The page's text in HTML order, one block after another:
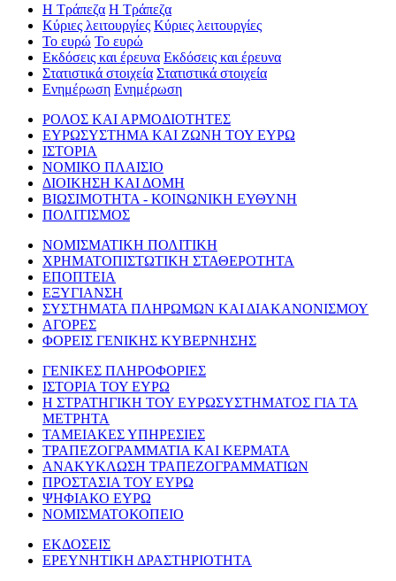
Η Τράπεζα Η Τράπεζα
Κύριες λειτουργίες Κύριες λειτουργίες
Το ευρώ Το ευρώ
Εκδόσεις και έρευνα Εκδόσεις και έρευνα
Στατιστικά στοιχεία Στατιστικά στοιχεία
Ενημέρωση Ενημέρωση
ΡΟΛΟΣ ΚΑΙ ΑΡΜΟΔΙΟΤΗΤΕΣ
ΕΥΡΩΣΥΣΤΗΜΑ ΚΑΙ ΖΩΝΗ ΤΟΥ ΕΥΡΩ
ΙΣΤΟΡΙΑ
ΝΟΜΙΚΟ ΠΛΑΙΣΙΟ
ΔΙΟΙΚΗΣΗ ΚΑΙ ΔΟΜΗ
ΒΙΩΣΙΜΟΤΗΤΑ - ΚΟΙΝΩΝΙΚΗ ΕΥΘΥΝΗ
ΠΟΛΙΤΙΣΜΟΣ
ΝΟΜΙΣΜΑΤΙΚΗ ΠΟΛΙΤΙΚΗ
ΧΡΗΜΑΤΟΠΙΣΤΩΤΙΚΗ ΣΤΑΘΕΡΟΤΗΤΑ
ΕΠΟΠΤΕΙΑ
ΕΞΥΓΙΑΝΣΗ
ΣΥΣΤΗΜΑΤΑ ΠΛΗΡΩΜΩΝ ΚΑΙ ΔΙΑΚΑΝΟΝΙΣΜΟΥ
ΑΓΟΡΕΣ
ΦΟΡΕΙΣ ΓΕΝΙΚΗΣ ΚΥΒΕΡΝΗΣΗΣ
ΓΕΝΙΚΕΣ ΠΛΗΡΟΦΟΡΙΕΣ
ΙΣΤΟΡΙΑ ΤΟΥ ΕΥΡΩ
Η ΣΤΡΑΤΗΓΙΚΗ ΤΟΥ ΕΥΡΩΣΥΣΤΗΜΑΤΟΣ ΓΙΑ ΤΑ
ΜΕΤΡΗΤΑ
ΤΑΜΕΙΑΚΕΣ ΥΠΗΡΕΣΙΕΣ
ΤΡΑΠΕΖΟΓΡΑΜΜΑΤΙΑ ΚΑΙ ΚΕΡΜΑΤΑ
ΑΝΑΚΥΚΛΩΣΗ ΤΡΑΠΕΖΟΓΡΑΜΜΑΤΙΩΝ
ΠΡΟΣΤΑΣΙΑ ΤΟΥ ΕΥΡΩ
ΨΗΦΙΑΚΟ ΕΥΡΩ
ΝΟΜΙΣΜΑΤΟΚΟΠΕΙΟ
ΕΚΔΟΣΕΙΣ
ΕΡΕΥΝΗΤΙΚΗ ΔΡΑΣΤΗΡΙΟΤΗΤΑ